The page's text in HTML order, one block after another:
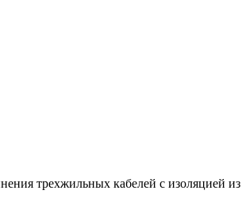
трехжильных кабелей с изоляцией